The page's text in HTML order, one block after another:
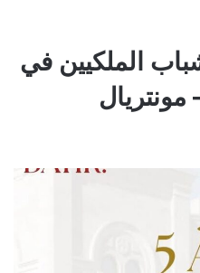
الملكيين في
مونتريال